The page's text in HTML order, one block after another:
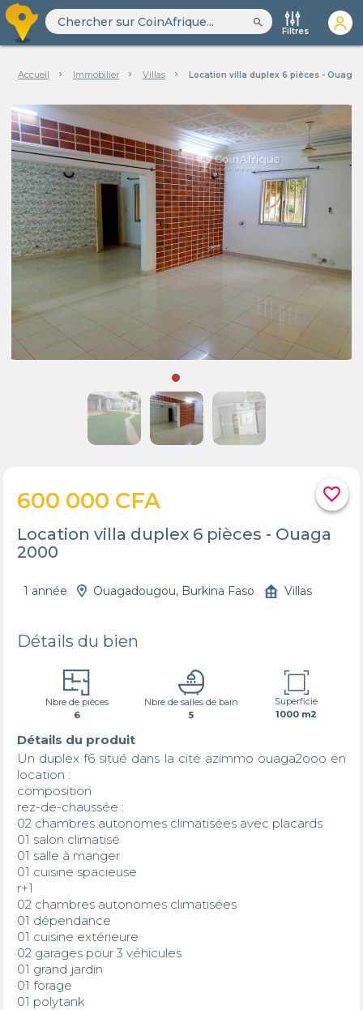
search
Filtres
Accueil Immobilier Villas Location villa duplex 6 pièces - Ouaga
favorite_border
600 000 CFA
Location villa duplex 6 pièces - Ouaga
2000
1 année Ouagadougou, Burkina Faso Villas
Détails du bien
Nbre de pièces
6
Nbre de salles de bain
5
Superficie
1000 m2
Détails du produit
Un duplex f6 situé dans la cité azimmo ouaga2ooo en
location :
composition
rez-de-chaussée :
02 chambres autonomes climatisées avec placards
01 salon climatisé
01 salle à manger
01 cuisine spacieuse
r+1
02 chambres autonomes climatisées
01 dépendance
01 cuisine extérieure
02 garages pour 3 véhicules
01 grand jardin
01 forage
01 polytank